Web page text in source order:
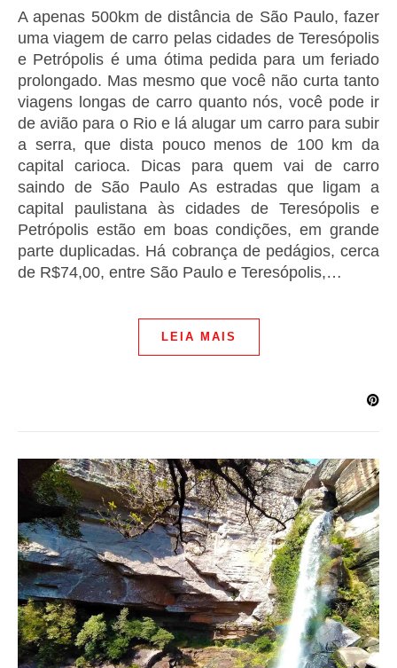
A apenas 500km de distância de São Paulo, fazer
uma viagem de carro pelas cidades de Teresópolis
e Petrópolis é uma ótima pedida para um feriado
prolongado. Mas mesmo que você não curta tanto
viagens longas de carro quanto nós, você pode ir
de avião para o Rio e lá alugar um carro para subir
a serra, que dista pouco menos de 100 km da
capital carioca. Dicas para quem vai de carro
saindo de São Paulo As estradas que ligam a
capital paulistana às cidades de Teresópolis e
Petrópolis estão em boas condições, em grande
parte duplicadas. Há cobrança de pedágios, cerca
de R$74,00, entre São Paulo e Teresópolis,…
LEIA MAIS